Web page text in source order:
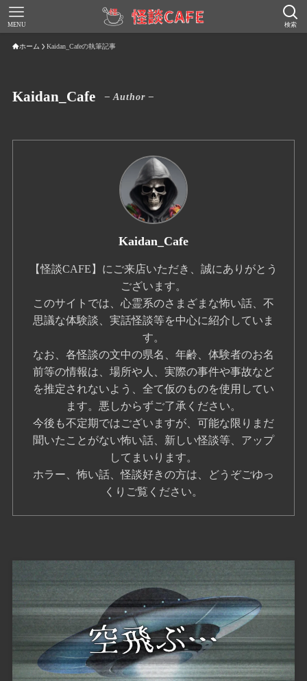
検索
MENU
ホーム Kaidan_Cafeの執筆記事
Kaidan_Cafe – Author –
Kaidan_Cafe
【怪談CAFE】にご来店いただき、誠にありがとう
ございます。
このサイトでは、心霊系のさまざまな怖い話、不
思議な体験談、実話怪談等を中心に紹介していま
す。
なお、各怪談の文中の県名、年齢、体験者のお名
前等の情報は、場所や人、実際の事件や事故など
を推定されないよう、全て仮のものを使用してい
ます。悪しからずご了承ください。
今後も不定期ではございますが、可能な限りまだ
聞いたことがない怖い話、新しい怪談等、アップ
してまいります。
ホラー、怖い話、怪談好きの方は、どうぞごゆっ
くりご覧ください。